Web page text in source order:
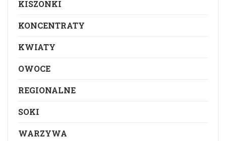
KISZONKI
KONCENTRATY
KWIATY
OWOCE
REGIONALNE
SOKI
WARZYWA